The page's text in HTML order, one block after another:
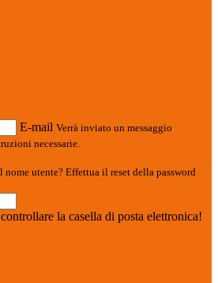
E-mail Verrà inviato un messaggio
necessarie.
nome utente? Effettua il reset della password
la casella di posta elettronica!